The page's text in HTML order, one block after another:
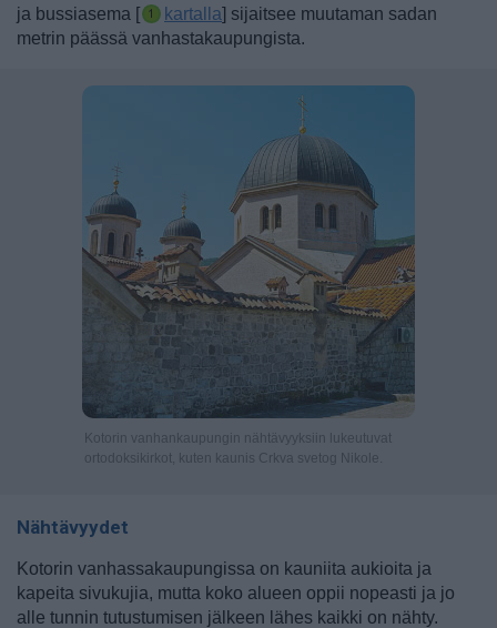
ja bussiasema [
kartalla] sijaitsee muutaman sadan
metrin päässä vanhastakaupungista.
Kotorin vanhankaupungin nähtävyyksiin lukeutuvat
ortodoksikirkot, kuten kaunis Crkva svetog Nikole.
Nähtävyydet
Kotorin vanhassakaupungissa on kauniita aukioita ja
kapeita sivukujia, mutta koko alueen oppii nopeasti ja jo
alle tunnin tutustumisen jälkeen lähes kaikki on nähty.